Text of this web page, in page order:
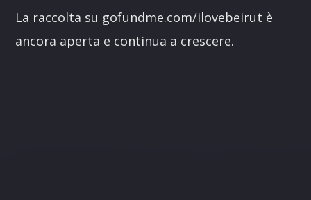
La raccolta su gofundme.com/ilovebeirut è
ancora aperta e continua a crescere.